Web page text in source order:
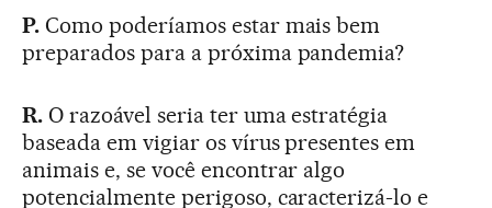
P.Como poderíamos estar mais bem
preparados para a próxima pandemia?
R.O razoável seria ter uma estratégia
baseada em vigiar os vírus presentes em
animais e, se você encontrar algo
potencialmente perigoso, caracterizá-lo e